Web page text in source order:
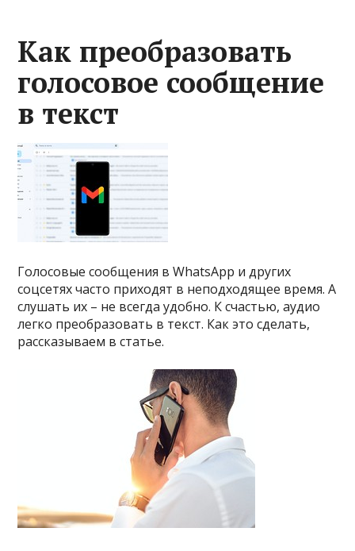
Как преобразовать
голосовое сообщение
в текст
Голосовые сообщения в WhatsApp и других
соцсетях часто приходят в неподходящее время. А
слушать их – не всегда удобно. К счастью, аудио
легко преобразовать в текст. Как это сделать,
рассказываем в статье.